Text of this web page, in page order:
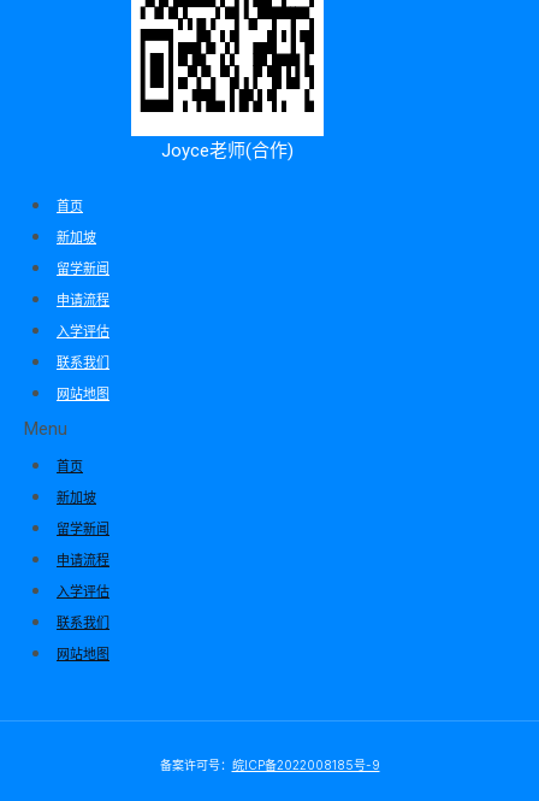
Joyce老师(合作)
首页
新加坡
留学新闻
申请流程
入学评估
联系我们
网站地图
Menu
首页
新加坡
留学新闻
申请流程
入学评估
联系我们
网站地图
备案许可号： 皖ICP备2022008185号-9